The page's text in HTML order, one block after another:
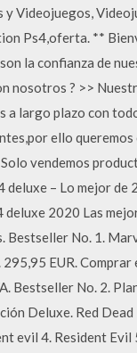
y Videojuegos,
Ps4,oferta. **
la confianza de
nosotros ? >>
a largo plazo con
ello
vendemos
deluxe – Lo mejor de
deluxe 2020 Las
Bestseller No. 1.
EUR. Comprar
Bestseller No. 2.
Deluxe. Red Dead
evil 4. Resident Evil